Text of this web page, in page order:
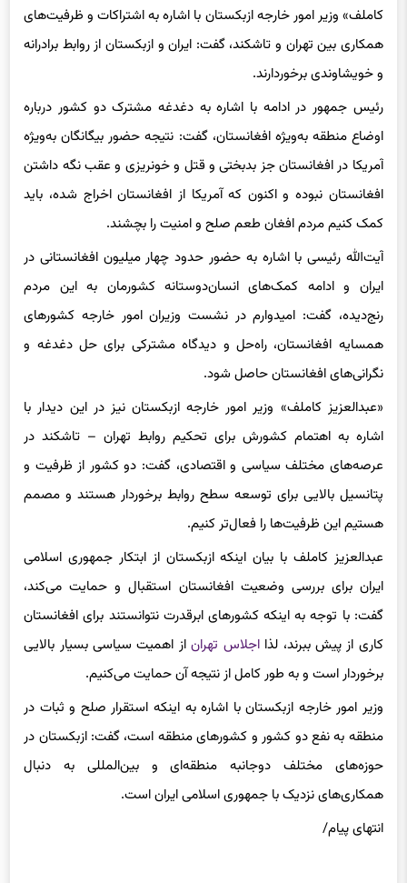
کاملف» وزیر امور خارجه ازبکستان با اشاره به اشتراکات و ظرفیت‌های
همکاری بین تهران و تاشکند، گفت: ایران و ازبکستان از روابط برادرانه
و خویشاوندی برخوردارند.
رئیس جمهور در ادامه با اشاره به دغدغه مشترک دو کشور درباره
اوضاع منطقه به‌ویژه افغانستان، گفت: نتیجه حضور بیگانگان به‌ویژه
آمریکا در افغانستان جز بدبختی و قتل و خونریزی و عقب نگه داشتن
افغانستان نبوده و اکنون که آمریکا از افغانستان اخراج شده، باید
کمک کنیم مردم افغان طعم صلح و امنیت را بچشند.
آیت‌الله رئیسی با اشاره به حضور حدود چهار میلیون افغانستانی در
ایران و ادامه کمک‌های انسان‌دوستانه کشورمان به این مردم
رنج‌دیده، گفت: امیدوارم در نشست وزیران امور خارجه کشورهای
همسایه افغانستان، راه‌حل و دیدگاه مشترکی برای حل دغدغه و
نگرانی‌های افغانستان حاصل شود.
«عبدالعزیز کاملف» وزیر امور خارجه ازبکستان نیز در این دیدار با
اشاره به اهتمام کشورش برای تحکیم روابط تهران – تاشکند در
عرصه‌های مختلف سیاسی و اقتصادی، گفت: دو کشور از ظرفیت‌ و
پتانسیل بالایی برای توسعه سطح روابط برخوردار هستند و مصمم
هستیم این ظرفیت‌ها را فعال‌تر کنیم.
عبدالعزیز کاملف با بیان اینکه ازبکستان از ابتکار جمهوری اسلامی
ایران برای بررسی وضعیت افغانستان استقبال و حمایت می‌کند،
گفت: با توجه به اینکه کشورهای ابرقدرت نتوانستند برای افغانستان
کاری از پیش ببرند، لذااجلاس تهراناز اهمیت سیاسی بسیار بالایی
برخوردار است و به طور کامل از نتیجه آن حمایت می‌کنیم.
وزیر امور خارجه ازبکستان با اشاره به اینکه استقرار صلح و ثبات در
منطقه به نفع دو کشور و کشورهای منطقه است، گفت: ازبکستان در
حوزه‌های مختلف دوجانبه منطقه‌ای و بین‌المللی به دنبال
همکاری‌های نزدیک با جمهوری اسلامی ایران است.
انتهای پیام/